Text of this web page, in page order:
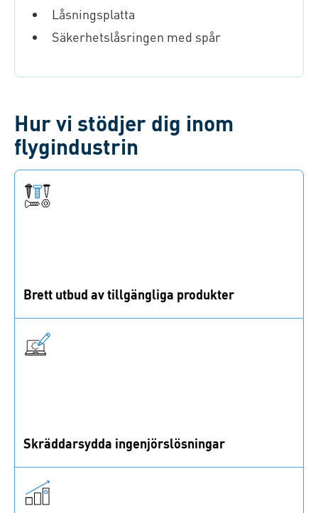
Låsningsplatta
Säkerhetslåsringen med spår
Hur vi stödjer dig inom
flygindustrin
Brett utbud av tillgängliga produkter
Skräddarsydda ingenjörslösningar
hantera dina ingenjörsutmaningar.